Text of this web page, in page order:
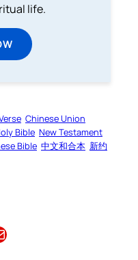
life.
Chinese Union
Bible New Testament
Bible 中文和合本 新约